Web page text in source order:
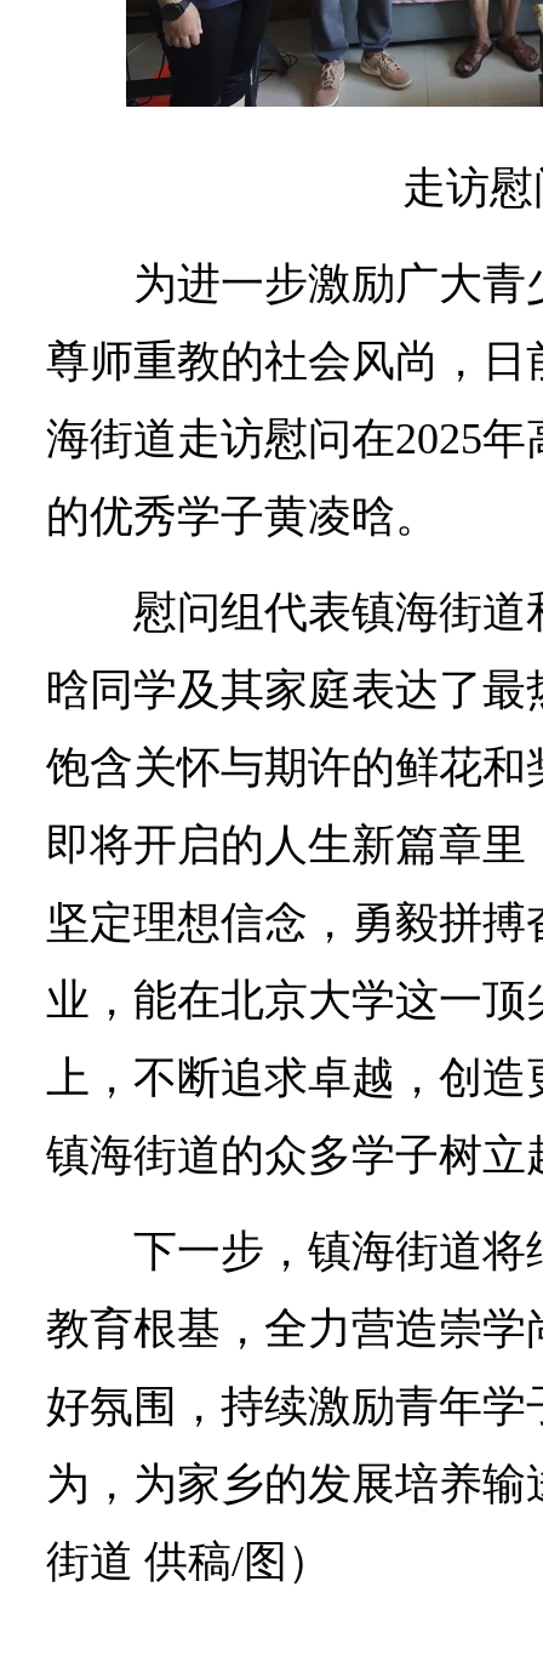
走访
为进一步激励广大
尊师重教的社会风尚，
海街道走访慰问在2025
的优秀学子黄凌晗。
慰问组代表镇海街
晗同学及其家庭表达了
饱含关怀与期许的鲜花
即将开启的人生新篇章
坚定理想信念，勇毅拼
业，能在北京大学这一
上，不断追求卓越，创
镇海街道的众多学子树立
下一步，镇海街道
教育根基，全力营造崇
好氛围，持续激励青年
为，为家乡的发展培养
街道 供稿/图）